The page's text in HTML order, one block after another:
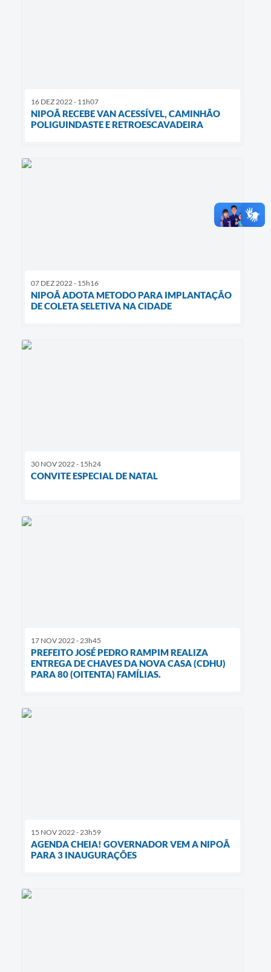
16 DEZ 2022 - 11h07
NIPOÃ RECEBE VAN ACESSÍVEL, CAMINHÃO
POLIGUINDASTE E RETROESCAVADEIRA
07 DEZ 2022 - 15h16
NIPOÃ ADOTA METODO PARA IMPLANTAÇÃO
DE COLETA SELETIVA NA CIDADE
30 NOV 2022 - 15h24
CONVITE ESPECIAL DE NATAL
17 NOV 2022 - 23h45
PREFEITO JOSÉ PEDRO RAMPIM REALIZA
ENTREGA DE CHAVES DA NOVA CASA (CDHU)
PARA 80 (OITENTA) FAMÍLIAS.
15 NOV 2022 - 23h59
AGENDA CHEIA! GOVERNADOR VEM A NIPOÃ
PARA 3 INAUGURAÇÕES